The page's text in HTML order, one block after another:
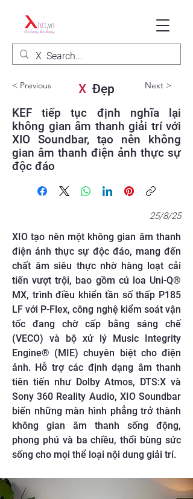
< Previous X Đẹp Next >
KEF tiếp tục định nghĩa lại
không gian âm thanh giải trí với
XIO Soundbar, tạo nên không
gian âm thanh điện ảnh thực sự
độc đáo
25/8/25
XIO tạo nên một không gian âm thanh
điện ảnh thực sự độc đáo, mang đến
chất âm siêu thực nhờ hàng loạt cải
tiến vượt trội, bao gồm củ loa Uni-Q®
MX, trình điều khiển tần số thấp P185
LF với P-Flex, công nghệ kiểm soát vận
tốc đang chờ cấp bằng sáng chế
(VECO) và bộ xử lý Music Integrity
Engine® (MIE) chuyên biệt cho điện
ảnh. Hỗ trợ các định dạng âm thanh
tiên tiến như Dolby Atmos, DTS:X và
Sony 360 Reality Audio, XIO Soundbar
biến những màn hình phẳng trở thành
không gian âm thanh sống động,
phong phú và ba chiều, thổi bùng sức
sống cho mọi thể loại nội dung giải trí.